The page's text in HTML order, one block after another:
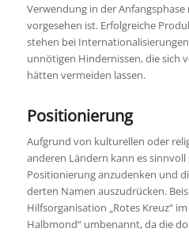
Verwendung in der
vorgesehen ist. Erfolgreiche
stehen bei
unnötigen Hindernissen, die sich
hätten vermeiden lassen.
Positionierung
Aufgrund von kulturellen oder
anderen Ländern kann es
Positionierung anzudenken und
derten Namen auszudrücken.
Hilfsorganisation „Rotes Kreuz“
Halbmond“ umbenannt, da die